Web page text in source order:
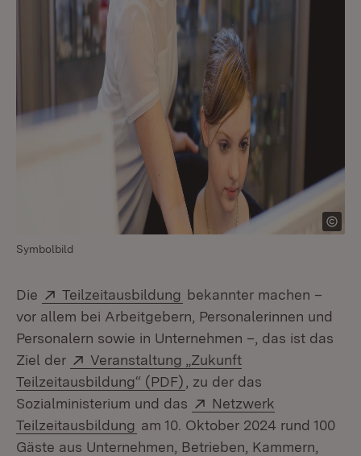
Symbolbild
Die Extern:
Teilzeitausbildung (Öffnet in neuem Fenster)
bekannter machen –
vor allem bei Arbeitgebern, Personalerinnen und
Personalern sowie in Unternehmen –, das ist das
Ziel der
Extern:
Veranstaltung „Zukunft
Teilzeitausbildung“ (PDF) (Öffnet in neuem Fenster)
, zu der das
Sozialministerium und das
Extern:
Netzwerk
Teilzeitausbildung (Öffnet in neuem Fenster)
am 10. Oktober 2024 rund 100
Gäste aus Unternehmen, Betrieben, Kammern,